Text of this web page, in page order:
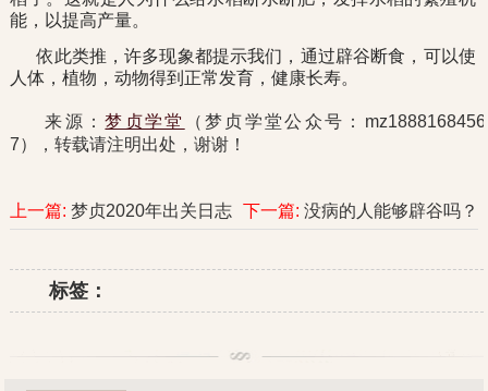
能，以提高产量。
依此类推，许多现象都提示我们，通过辟谷断食，可以使
人体，植物，动物得到正常发育，健康长寿。
来源：梦贞学堂
（梦贞学堂公众号：mz1888168456
7），转载请注明出处，谢谢！
上一篇:梦贞2020年出关日志 下一篇: 没病的人能够辟谷吗？
标签：